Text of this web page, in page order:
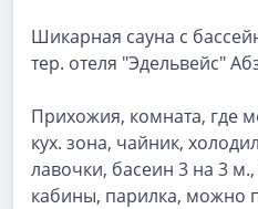
Шикарная сауна с
тер. отеля "Эдельвейс"
Прихожия, комната, где
кух. зона, чайник,
лавочки, басеин 3 на 3
кабины, парилка, можно